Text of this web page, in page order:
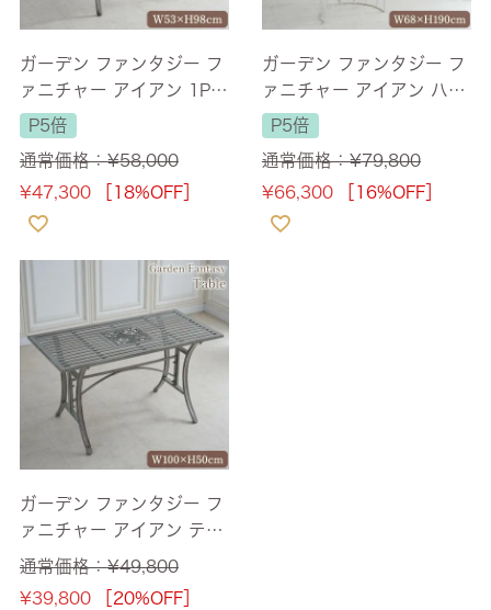
ガーデン ファンタジー フ
ァニチャー アイアン 1Pチ
ェアー 幅53cm 【送料無
料】
P5倍
通常価格：¥58,000
¥47,300 ［18%OFF］
ガーデン ファンタジー フ
ァニチャー アイアン ハー
フムーンドームS ベンチ付
幅68cm 【送料無料】
P5倍
通常価格：¥79,800
¥66,300 ［16%OFF］
ガーデン ファンタジー フ
ァニチャー アイアン テー
ブル 幅100cm 【送料無
通常価格：¥49,800
¥39,800
［20%OFF］